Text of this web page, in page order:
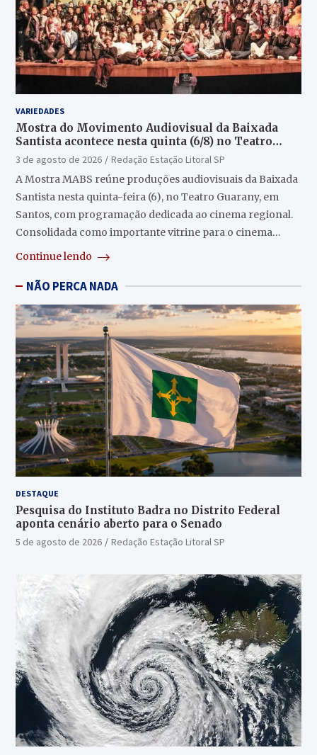
VARIEDADES
Mostra do Movimento Audiovisual da Baixada
Santista acontece nesta quinta (6/8) no Teatro
Guarany
3 de agosto de 2026
Redação Estação Litoral SP
A Mostra MABS reúne produções audiovisuais da Baixada
Santista nesta quinta-feira (6), no Teatro Guarany, em
Santos, com programação dedicada ao cinema regional.
Consolidada como importante vitrine para o cinema…
Continue lendo
NÃO PERCA NADA
DESTAQUE
Pesquisa do Instituto Badra no Distrito Federal
aponta cenário aberto para o Senado
5 de agosto de 2026 Redação Estação Litoral SP